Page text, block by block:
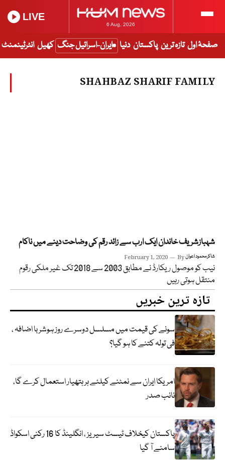
6 Aug, 2026
LIVE
صفحۂ اول تازہ ترین پاکستان دنیا ایران-اسرائیل جنگ کھیل انٹرٹینمنٹ
SHAHBAZ SHARIF FAMILY
شہبازشریف خاندان ایک ارب سے زائد رقم کی وضاحت دینے میں ناکام
February 1, 2020 Byشاکر محمود اعوان
نیب کو موصول ریکارڈ نے مطابق 2003 سے 2018 تک غیر ملکی رقوم
منتقل ہوتی رہیں
تازہ ترین خبریں
سونے کی قیمت میں مسلسل دوسرے روز ہوشربا اضافہ ،
فی تولہ کتنے کا ہو گیا؟
امریکا ایران سے نمٹنے کیلئے ہر ہتھیار استعمال کرے گا،
نائب صدر
پاکستان کیخلاف ٹیسٹ سیریز ، انگلینڈ کا 16 رکنی اسکواڈ
سامنے آ گیا